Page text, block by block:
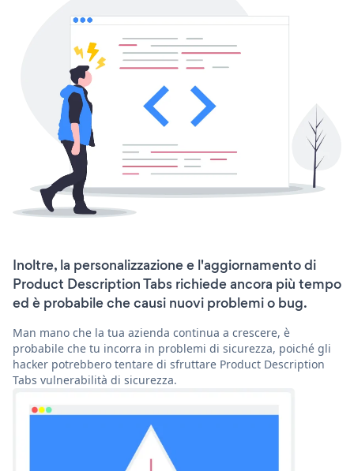
Inoltre, la personalizzazione e l'aggiornamento di
Product Description Tabs richiede ancora più tempo
ed è probabile che causi nuovi problemi o bug.
Man mano che la tua azienda continua a crescere, è
probabile che tu incorra in problemi di sicurezza, poiché gli
hacker potrebbero tentare di sfruttare Product Description
Tabs vulnerabilità di sicurezza.